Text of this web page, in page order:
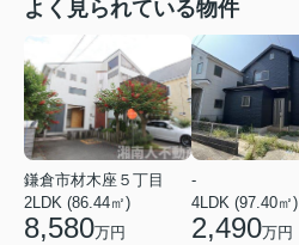
よく見られている物件
鎌倉市材木座５丁目
2LDK (86.44㎡)
8,580万円
-
4LDK (97.40㎡)
2,490万円